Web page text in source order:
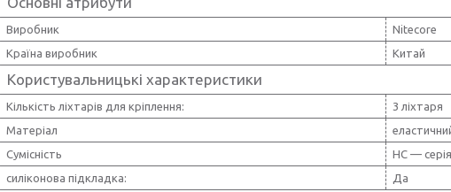
Виробник
Nitecore
Країна виробник
Китай
Користувальницькі характеристики
Кількість ліхтарів для кріплення:
3 ліхтаря
Матеріал
Сумісність
HC —
силіконова підкладка:
Да